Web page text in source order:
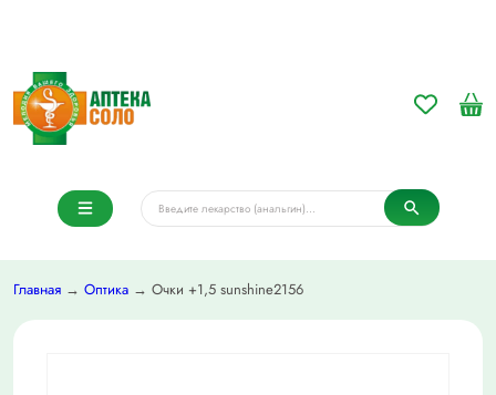
Главная → Оптика → Очки +1,5 sunshine2156